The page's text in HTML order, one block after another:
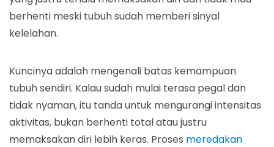
berhenti meski tubuh sudah memberi sinyal
kelelahan.
Kuncinya adalah mengenali batas kemampuan
tubuh sendiri. Kalau sudah mulai terasa pegal dan
tidak nyaman, itu tanda untuk mengurangi intensitas
aktivitas, bukan berhenti total atau justru
memaksakan diri lebih keras. Proses meredakan